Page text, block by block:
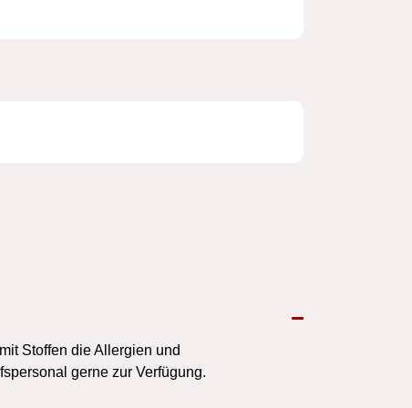
Stoffen die Allergien und
gerne zur Verfügung.